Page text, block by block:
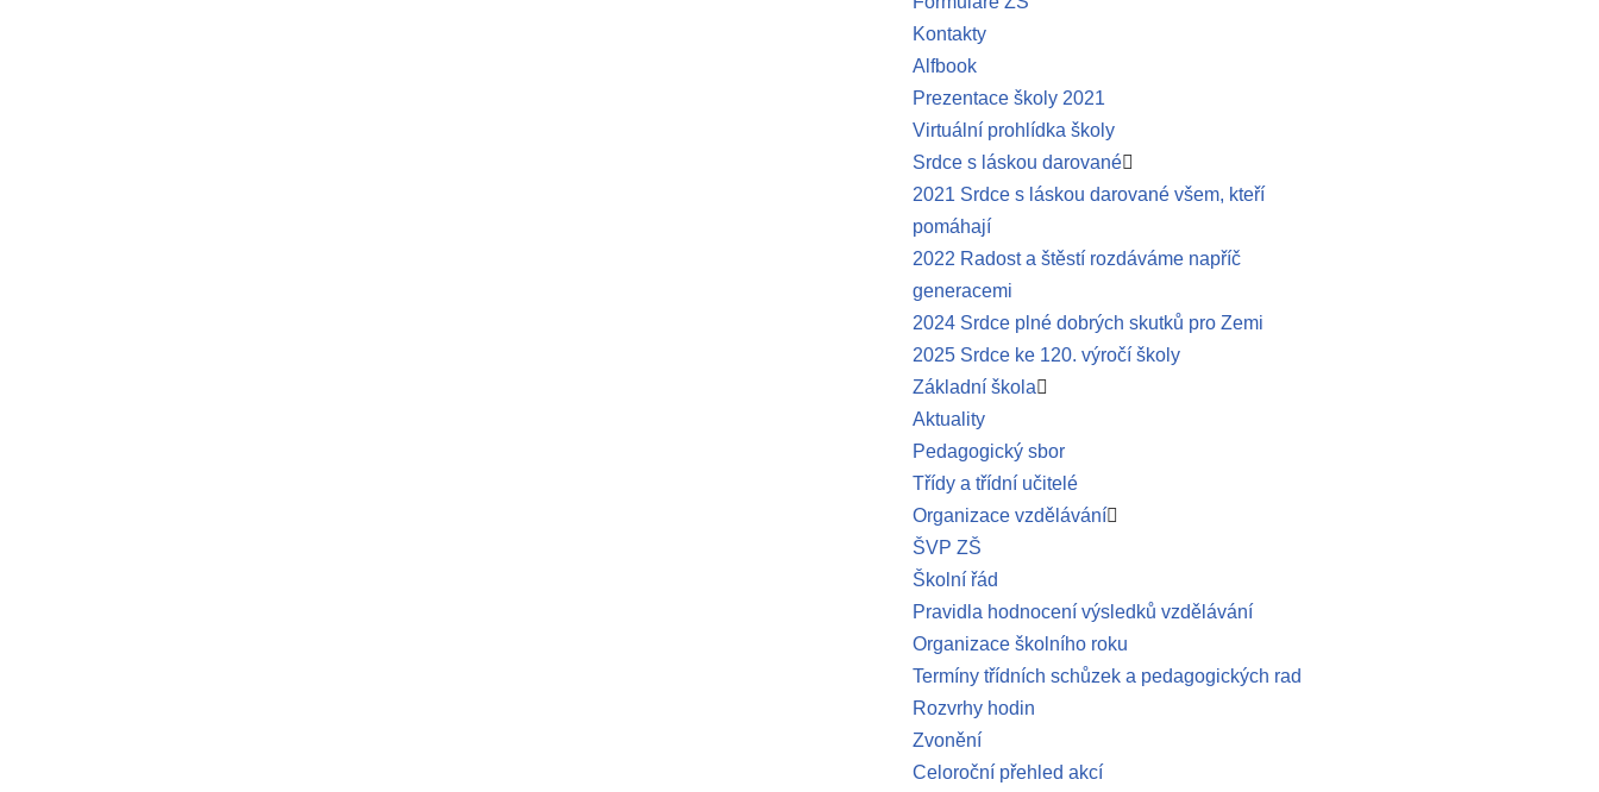
Kontakty
Alfbook
Prezentace školy 2021
Virtuální prohlídka školy
Srdce s láskou darované
2021 Srdce s láskou darované všem, kteří
pomáhají
2022 Radost a štěstí rozdáváme napříč
generacemi
2024 Srdce plné dobrých skutků pro Zemi
2025 Srdce ke 120. výročí školy
Základní škola
Aktuality
Pedagogický sbor
Třídy a třídní učitelé
Organizace vzdělávání
ŠVP ZŠ
Školní řád
Pravidla hodnocení výsledků vzdělávání
Organizace školního roku
Termíny třídních schůzek a pedagogických rad
Rozvrhy hodin
Zvonění
Celoroční přehled akcí